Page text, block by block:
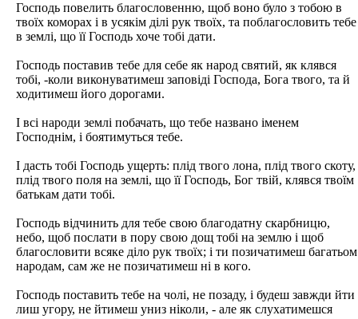
Господь повелить благословенню, щоб воно було з тобою в
твоїх коморах і в усякім ділі рук твоїх, та поблагословить тебе
в землі, що її Господь хоче тобі дати.
Господь поставив тебе для себе як народ святий, як клявся
тобі, -коли виконуватимеш заповіді Господа, Бога твого, та й
ходитимеш його дорогами.
І всі народи землі побачать, що тебе названо іменем
Господнім, і боятимуться тебе.
І дасть тобі Господь ущерть: плід твого лона, плід твого скоту,
плід твого поля на землі, що її Господь, Бог твій, клявся твоїм
батькам дати тобі.
Господь відчинить для тебе свою благодатну скарбницю,
небо, щоб послати в пору свою дощ тобі на землю і щоб
благословити всяке діло рук твоїх; і ти позичатимеш багатьом
народам, сам же не позичатимеш ні в кого.
Господь поставить тебе на чолі, не позаду, і будеш завжди йти
лиш угору, не йтимеш униз ніколи, - але як слухатимешся